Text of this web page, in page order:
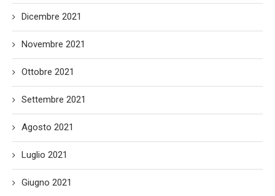
Dicembre 2021
Novembre 2021
Ottobre 2021
Settembre 2021
Agosto 2021
Luglio 2021
Giugno 2021